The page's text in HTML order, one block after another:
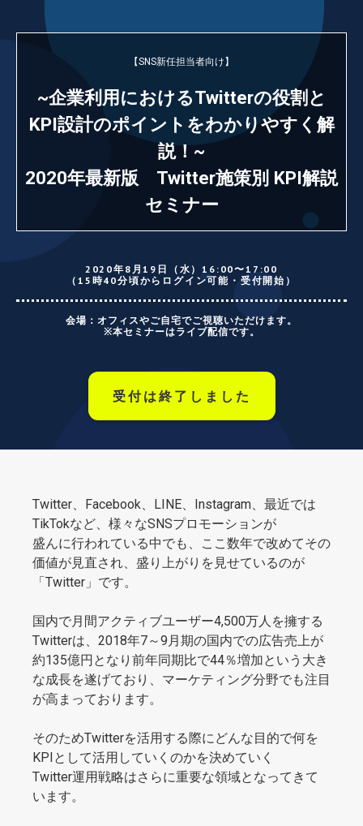
【SNS新任担当者向け】
~企業利用におけるTwitterの役割と
KPI設計のポイントをわかりやすく解
説！~
2020年最新版 Twitter施策別 KPI解説
セミナー
2020年8月19日（水）16:00〜17:00
（15時40分頃からログイン可能・受付開始）
会場：オフィスやご自宅でご視聴いただけます。
※本セミナーはライブ配信です。
受付は終了しました
Twitter、Facebook、LINE、Instagram、最近では
TikTokなど、様々なSNSプロモーションが
盛んに行われている中でも、ここ数年で改めてその
価値が見直され、盛り上がりを見せているのが
「Twitter」です。
国内で月間アクティブユーザー4,500万人を擁する
Twitterは、2018年7～9月期の国内での広告売上が
約135億円となり前年同期比で44％増加という大き
な成長を遂げており、マーケティング分野でも注目
が高まっております。
そのためTwitterを活用する際にどんな目的で何を
KPIとして活用していくのかを決めていく
Twitter運用戦略はさらに重要な領域となってきて
います。